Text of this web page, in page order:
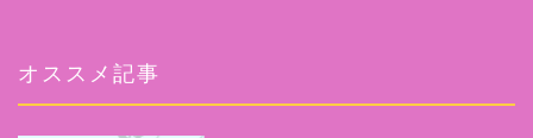
オススメ記事